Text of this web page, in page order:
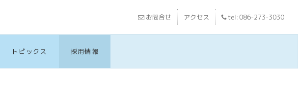
お問合せ アクセス tel:086-273-3030
トピックス 採用情報